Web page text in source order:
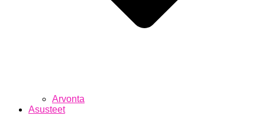
Arvonta
Asusteet